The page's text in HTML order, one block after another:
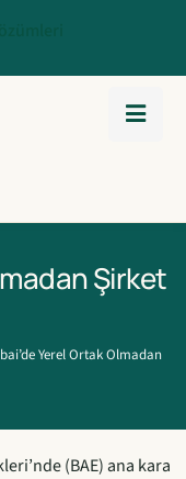
Şirket
Yerel Ortak Olmadan
(BAE) ana kara